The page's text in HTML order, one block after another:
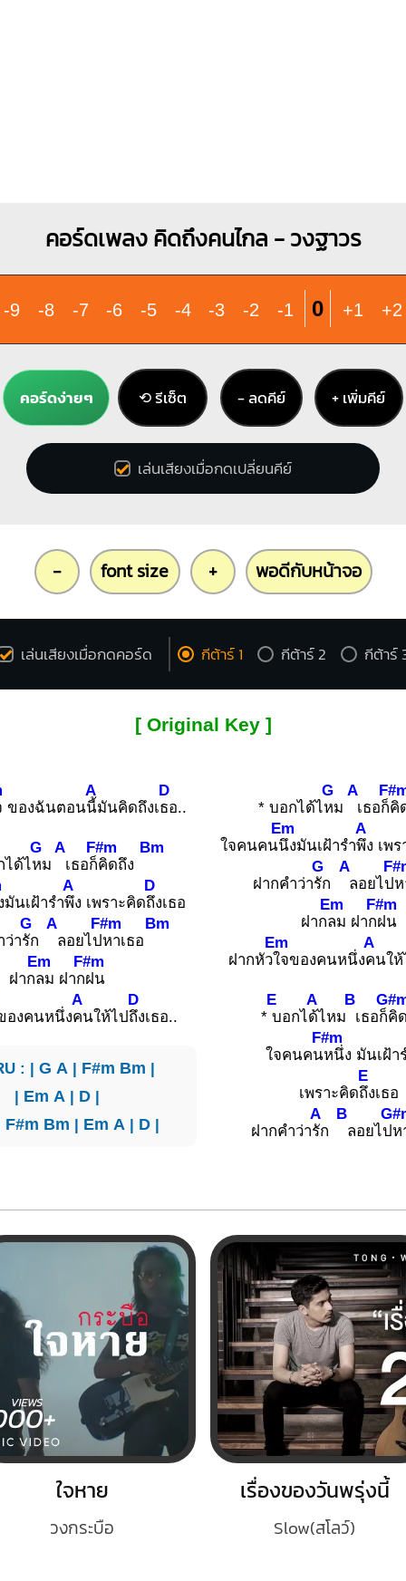
คอร์ดเพลง คิดถึงคนไกล - วงฐาวร
-9 -8 -7 -6 -5 -4 -3 -2 -1 0 +1 +2
คอร์ดง่ายๆ ⟲ รีเซ็ต − ลดคีย์ + เพิ่มคีย์
เล่นเสียงเมื่อกดเปลี่ยนคีย์
- font size + พอดีกับหน้าจอ
เล่นเสียงเมื่อกดคอร์ด กีต้าร์ 1 กีต้าร์ 2 กีต้าร์
[ Original Key ]
ของฉันตอน
A
นี้มันคิดถึงเ
D
ธอ..
ได้ไ
G
หม
A
เธอก็
F#m
คิดถึง
Bm
มันเฝ้ารำ
A
พึง เพราะคิด
D
ถึงเธอ
ว่า
G
รัก
A
ลอยไป
F#m
หาเธอ
Bm
ฝาก
Em
ลม ฝาก
F#m
ฝน
องคนหนึ่ง
A
คนให้ไป
D
ถึงเธอ..
: | G A | F#m Bm |
| Em A | D|
F#m Bm | Em A | D |
* บอกได้ไ
G
หม
A
เธอก็คิ
ใจคนคน
Em
นึงมันเฝ้ารำ
A
พึง เพ
ฝากคำว่า
G
รัก
A
ลอยไป
ฝาก
Em
ลม ฝาก
F#m
ฝน
ฝากหัว
Em
ใจของคนหนึ่ง
A
คนให้
*
E
บอกไ
A
ด้ไหม
B
เธอก็คิ
ใจคนคน
F#m
หนึ่ง มันเฝ้า
เพราะคิด
E
ถึงเธอ
ฝากคำว่า
A
รัก
B
ลอยไป
ใจหาย
วงกระบือ
เรื่องของวันพรุ่งนี้
Slow(สโลว์)